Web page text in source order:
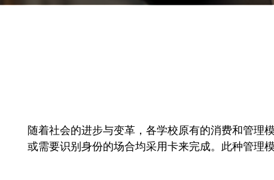
随着社会的进步与变革，各学校原有的消费和管理
或需要识别身份的场合均采用卡来完成。此种管理